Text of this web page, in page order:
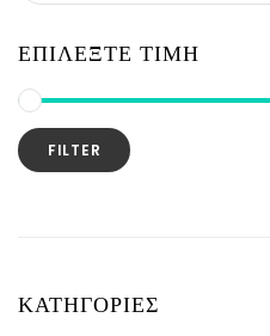
ΕΠΙΛΕΞΤΕ ΤΙΜΗ
FILTER
ΚΑΤΗΓΟΡΙΕΣ